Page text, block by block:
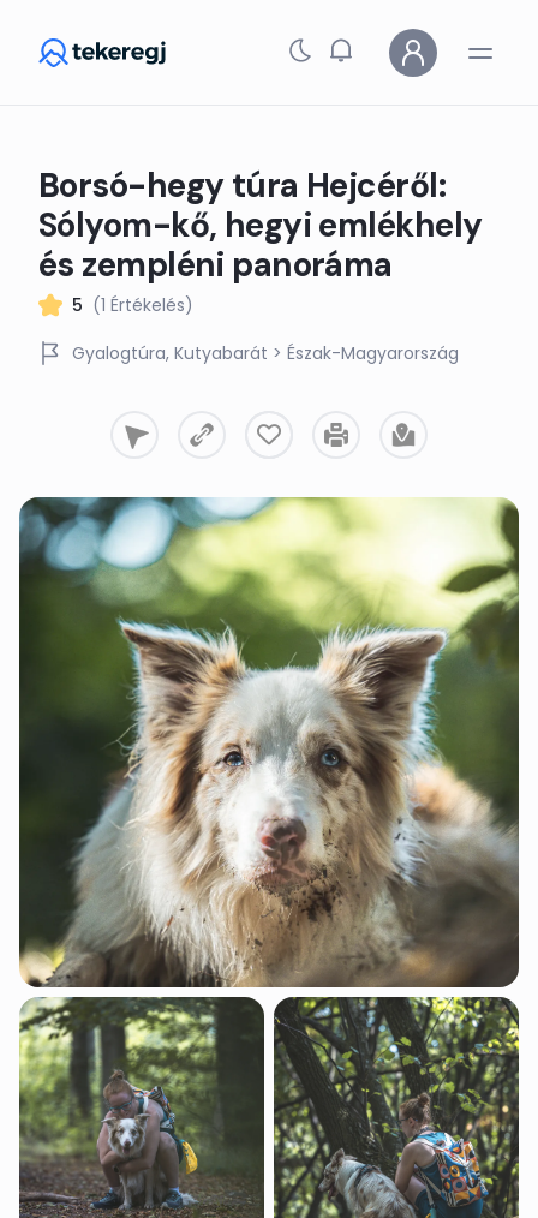
Borsó-hegy túra Hejcéről:
Sólyom-kő, hegyi emlékhely
és zempléni panoráma
5 (1 Értékelés)
Gyalogtúra Kutyabarát > Észak-Magyarország